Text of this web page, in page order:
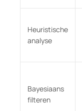
Heuristische
analyse
Bayesiaans
filteren